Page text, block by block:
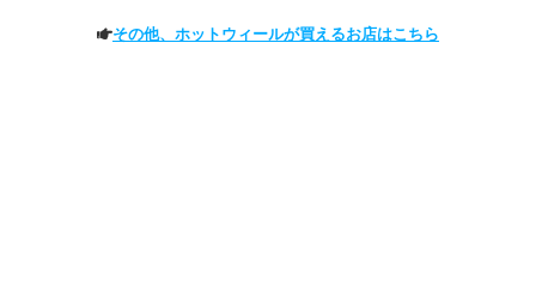
その他、ホットウィールが買えるお店はこちら